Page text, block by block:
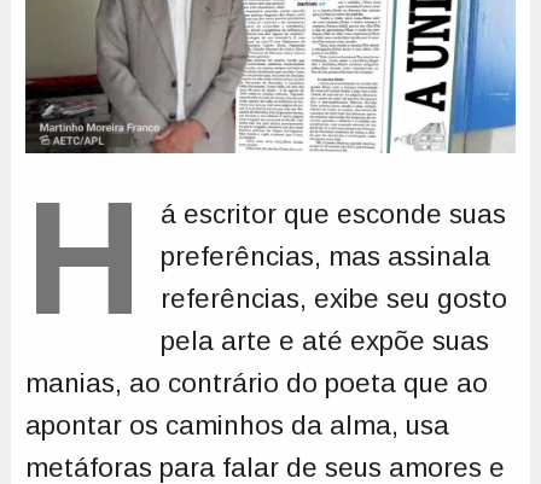
H
á escritor que esconde suas
preferências, mas assinala
referências, exibe seu gosto
pela arte e até expõe suas
manias, ao contrário do poeta que ao
apontar os caminhos da alma, usa
metáforas para falar de seus amores e